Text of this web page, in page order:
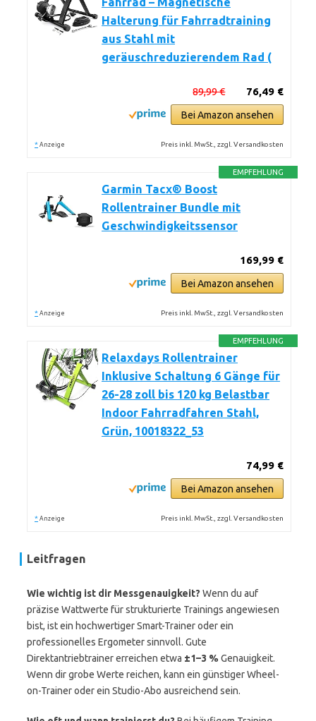
Halterung für Fahrradtraining
aus Stahl mit
geräuschreduzierendem Rad (
76,49 €
89,99 €
Bei Amazon ansehen
* Anzeige Preis inkl. MwSt., zzgl. Versandkosten
EMPFEHLUNG
Garmin Tacx® Boost
Rollentrainer Bundle mit
Geschwindigkeitssensor
169,99 €
Bei Amazon ansehen
* Anzeige Preis inkl. MwSt., zzgl. Versandkosten
EMPFEHLUNG
Relaxdays Rollentrainer
Inklusive Schaltung 6 Gänge für
26-28 zoll bis 120 kg Belastbar
Indoor Fahrradfahren Stahl,
Grün, 10018322_53
74,99 €
Bei Amazon ansehen
* Anzeige Preis inkl. MwSt., zzgl. Versandkosten
Leitfragen
Wie wichtig ist dir Messgenauigkeit? Wenn du auf
präzise Wattwerte für strukturierte Trainings angewiesen
bist, ist ein hochwertiger Smart-Trainer oder ein
professionelles Ergometer sinnvoll. Gute
Direktantriebtrainer erreichen etwa ±1–3 % Genauigkeit.
Wenn dir grobe Werte reichen, kann ein günstiger Wheel-
on-Trainer oder ein Studio-Abo ausreichend sein.